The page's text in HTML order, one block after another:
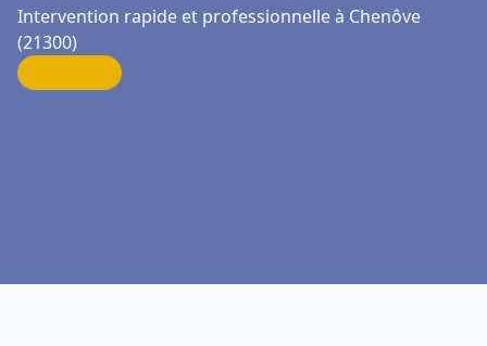
Intervention rapide et professionnelle à Chenôve
(21300)